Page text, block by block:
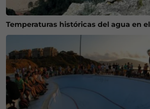
Temperaturas históricas del agua en